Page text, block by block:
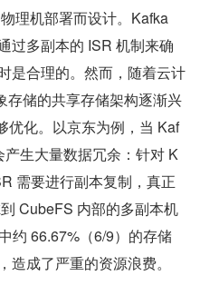
理机部署而设计。Kafka
过多副本的 ISR 机制来确
是合理的。然而，随着云计
存储的共享存储架构逐渐兴
优化。以京东为例，当 Kaf
生大量数据冗余：针对 K
需要进行副本复制，真正
CubeFS 内部的多副本机
约 66.67%（6/9）的存储
成了严重的资源浪费。